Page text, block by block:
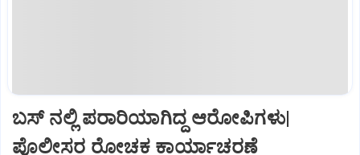
ಬಸ್‌ ನಲ್ಲಿ ಪರಾರಿಯಾಗಿದ್ದ ಆರೋಪಿಗಳು|
ಪೊಲೀಸರ ರೋಚಕ ಕಾರ್ಯಾಚರಣೆ